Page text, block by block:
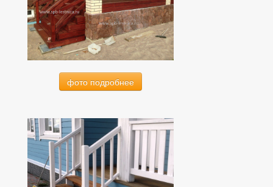
фото подробнее